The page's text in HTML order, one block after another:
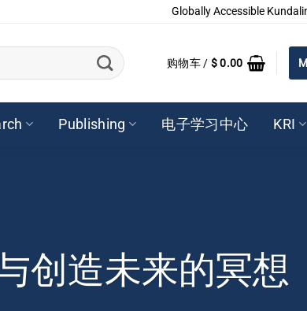
Globally Accessible
购物车 / $0.00
Publishing 电子学习中心 KRI
创造未来的冥想